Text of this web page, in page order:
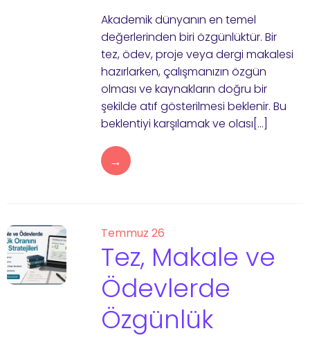
Akademik dünyanın en temel
değerlerinden biri özgünlüktür. Bir
tez, ödev, proje veya dergi makalesi
hazırlarken, çalışmanızın özgün
olması ve kaynakların doğru bir
şekilde atıf gösterilmesi beklenir. Bu
beklentiyi karşılamak ve olası[…]
→
Temmuz 26
Tez, Makale ve
Ödevlerde
Özgünlük